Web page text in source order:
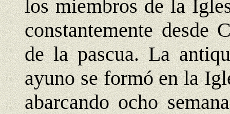
los miembros de la
constantemente desde
de la pascua. La
ayuno se formó en la
abarcando ocho